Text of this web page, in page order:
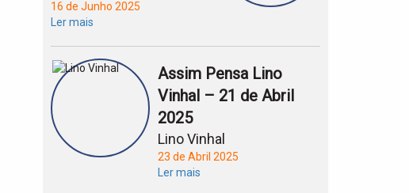
16 de Junho 2025
Ler mais
Assim Pensa Lino
Vinhal – 21 de Abril
2025
Lino Vinhal
23 de Abril 2025
Ler mais